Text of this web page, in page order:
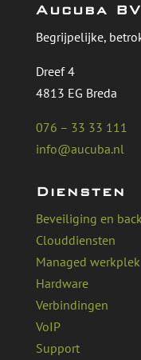
Aucuba BV
Begrijpelijke,
Dreef 4
4813 EG Breda
076 – 33 33 111
info@aucuba.nl
Diensten
Beveiliging en
Clouddiensten
Managed werkplek
Hardware
Verbindingen
VoIP
Support